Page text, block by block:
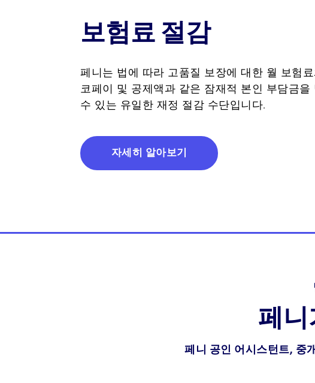
보험료 절감
페니는 법에 따라 고품질 보장에 대한 월 보험
코페이 및 공제액과 같은 잠재적 본인 부담금을
수 있는 유일한 재정 절감 수단입니다.
자세히 알아보기
페
페니 공인 어시스턴트, 중